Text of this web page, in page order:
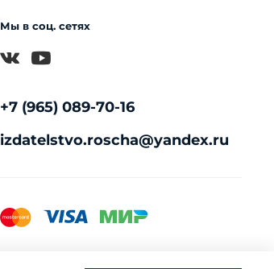
Мы в соц. сетях
+7 (965) 089-70-16
izdatelstvo.roscha@yandex.ru